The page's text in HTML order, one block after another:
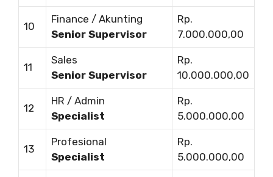
10
Finance / Akunting
Senior Supervisor
Rp.
7.000.000,00
11
Sales
Senior Supervisor
Rp.
10.000.000,00
12
HR / Admin
Specialist
Rp.
5.000.000,00
13
Profesional
Specialist
Rp.
5.000.000,00